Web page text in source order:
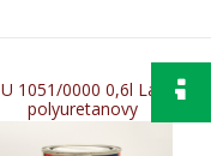
U 1051/0000 0,6l Lak
polyuretanovy